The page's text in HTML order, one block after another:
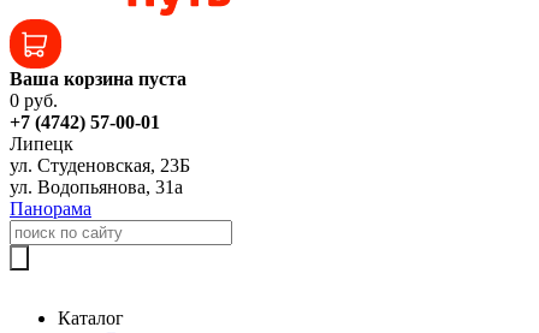
Ваша корзина пуста
0 руб.
+7 (4742) 57-00-01
Липецк
ул. Студеновская, 23Б
ул. Водопьянова, 31а
Панорама
Каталог